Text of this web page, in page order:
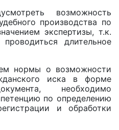
возможность
производства по
экспертизы, т.к.
длительное
нормы о возможности
иска в форме
необходимо
по определению
и обработки